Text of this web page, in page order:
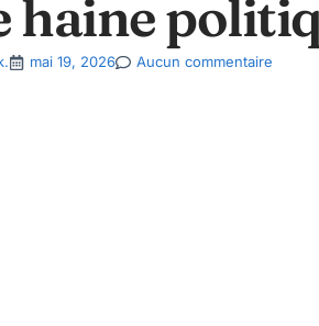
haine
mai 19, 2026 Aucun commentaire